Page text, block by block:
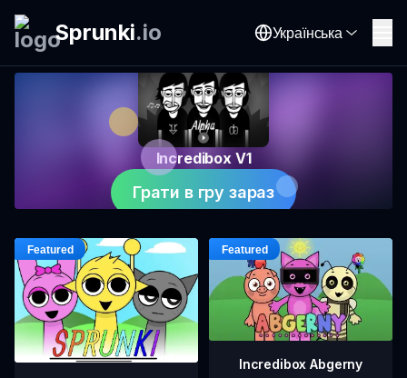
Sprunki.io Українська
Incredibox V1
Грати в гру зараз
Incredibox Abgerny